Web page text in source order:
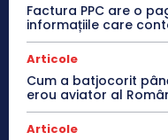
Factura PPC are o
informațiile care
Articole
Cum a batjocorit
erou aviator al
Articole